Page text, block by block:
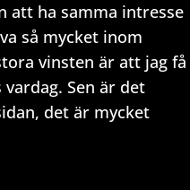
att ha samma intresse
så mycket inom
vinsten är att jag få
Sen är det
det är mycket